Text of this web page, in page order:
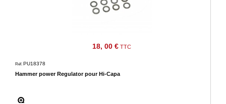
18, 00 € TTC
Hammer power Regulator pour Hi-Capa
Réf. PU18378